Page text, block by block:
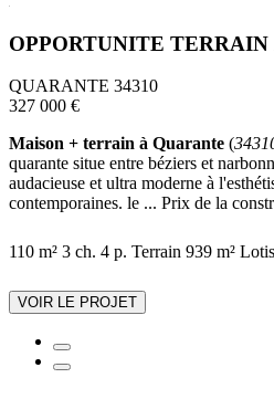
OPPORTUNITE TERRAIN
QUARANTE 34310
327 000 €
Maison + terrain à Quarante (
quarante situe entre béziers et
audacieuse et ultra moderne à
contemporaines. le ... Prix de la
110 m² 3 ch. 4 p. Terrain 939 m²
VOIR LE PROJET